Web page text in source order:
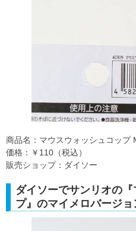
商品名：マウスウォッシュコップ
価格：￥110（税込）
販売ショップ：ダイソー
ダイソーでサンリオの
プ』のマイメロバージョ